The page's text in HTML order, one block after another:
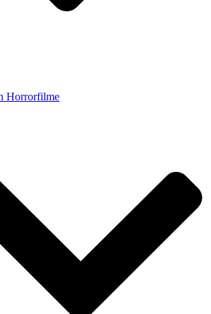
Horrorfilme